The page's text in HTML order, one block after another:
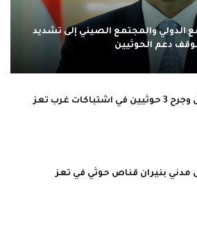
الدولي والمجتمع الصيني إلى تشديد
دعم الحوثيين
في اشتباكات غرب تعز
مدني بنيران قناص حوثي في تعز